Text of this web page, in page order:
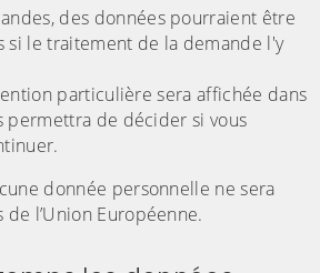
des données pourraient être
si le traitement de la demande l'y
particulière sera affichée dans
permettra de décider si vous
donnée personnelle ne sera
l’Union Européenne.